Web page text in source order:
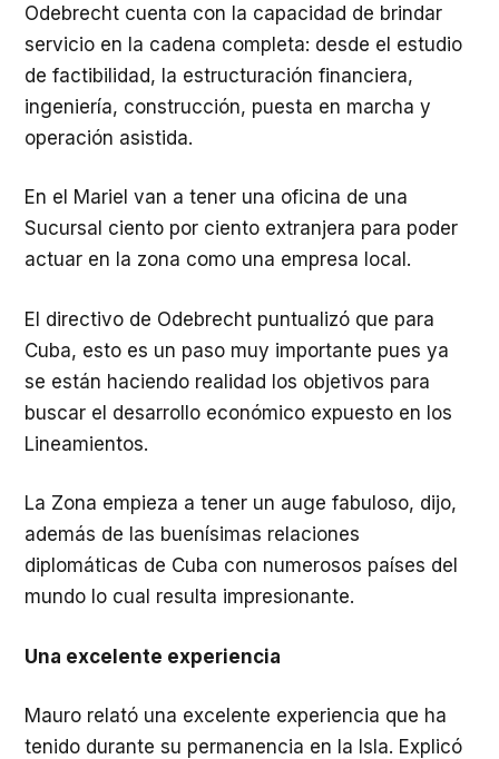
Odebrecht cuenta con la capacidad de brindar
servicio en la cadena completa: desde el estudio
de factibilidad, la estructuración financiera,
ingeniería, construcción, puesta en marcha y
operación asistida.
En el Mariel van a tener una oficina de una
Sucursal ciento por ciento extranjera para poder
actuar en la zona como una empresa local.
El directivo de Odebrecht puntualizó que para
Cuba, esto es un paso muy importante pues ya
se están haciendo realidad los objetivos para
buscar el desarrollo económico expuesto en los
Lineamientos.
La Zona empieza a tener un auge fabuloso, dijo,
además de las buenísimas relaciones
diplomáticas de Cuba con numerosos países del
mundo lo cual resulta impresionante.
Una excelente experiencia
Mauro relató una excelente experiencia que ha
tenido durante su permanencia en la Isla. Explicó